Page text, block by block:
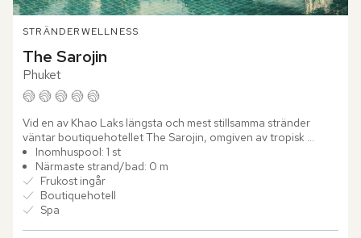
STRÄNDERWELLNESS
The Sarojin
Phuket
Vid en av Khao Laks längsta och mest stillsamma stränder
väntar boutiquehotellet The Sarojin, omgiven av tropisk
grönska, Andamansjöns mjuka vågor och en atmosfär som
präglas av...
Inomhuspool: 1 st
Närmaste strand/bad: 0 m
Frukost ingår
Boutiquehotell
Spa